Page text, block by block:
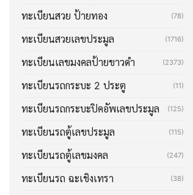
ทะเบียนสวย ป้ายทอง (78)
ทะเบียนสวยเลขประมูล (1716)
ทะเบียนเลขมงคลป้ายขาวดำ (2373)
ทะเบียนรถกระบะ 2 ประตู (11)
ทะเบียนรถกระบะปิคอัพเลขประมูล (125)
ทะเบียนรถตู้เลขประมูล (115)
ทะเบียนรถตู้เลขมงคล (247)
ทะเบียนรถ ฉะเชิงเทรา (38)